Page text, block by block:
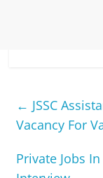
← JSSC
Vacancy For
Private Jobs